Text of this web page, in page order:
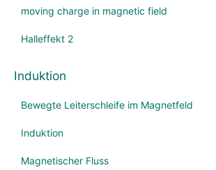
moving charge in magnetic field
Halleffekt 2
Induktion
Bewegte Leiterschleife im Magnetfeld
Induktion
Magnetischer Fluss